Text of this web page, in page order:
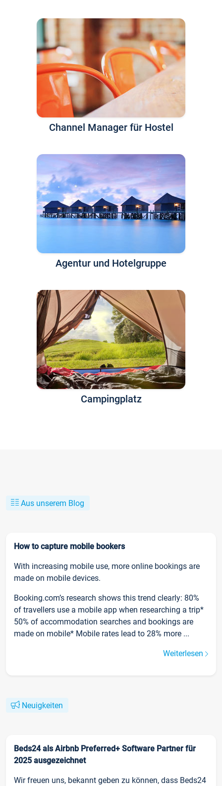
Channel Manager für Hostel
Agentur und Hotelgruppe
Campingplatz
Aus unserem Blog
How to capture mobile bookers
With increasing mobile use, more online bookings are
made on mobile devices.
Booking.com’s research shows this trend clearly: 80%
of travellers use a mobile app when researching a trip*
50% of accommodation searches and bookings are
made on mobile* Mobile rates lead to 28% more ...
Weiterlesen
Neuigkeiten
Beds24 als Airbnb Preferred+ Software Partner für
2025 ausgezeichnet
Wir freuen uns, bekannt geben zu können, dass Beds24